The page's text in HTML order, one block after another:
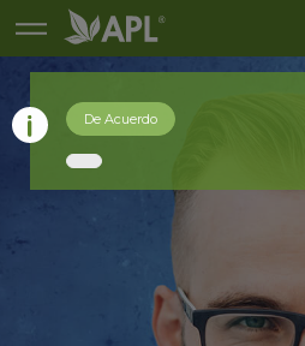
De Acuerdo